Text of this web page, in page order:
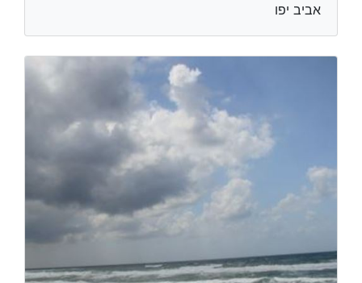
אביב יפו